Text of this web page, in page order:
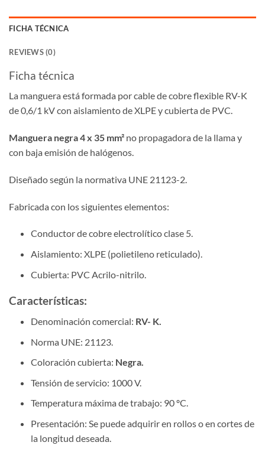
FICHA TÉCNICA
REVIEWS (0)
Ficha técnica
La manguera está formada por cable de cobre flexible RV-K
de 0,6/1 kV con aislamiento de XLPE y cubierta de PVC.
Manguera negra 4 x 35 mm² no propagadora de la llama y
con baja emisión de halógenos.
Diseñado según la normativa UNE 21123-2.
Fabricada con los siguientes elementos:
Conductor de cobre electrolítico clase 5.
Aislamiento: XLPE (polietileno reticulado).
Cubierta: PVC Acrilo-nitrilo.
Características:
Denominación comercial: RV- K.
Norma UNE: 21123.
Coloración cubierta: Negra.
Tensión de servicio: 1000 V.
Temperatura máxima de trabajo: 90 ºC.
Presentación: Se puede adquirir en rollos o en cortes de
la longitud deseada.